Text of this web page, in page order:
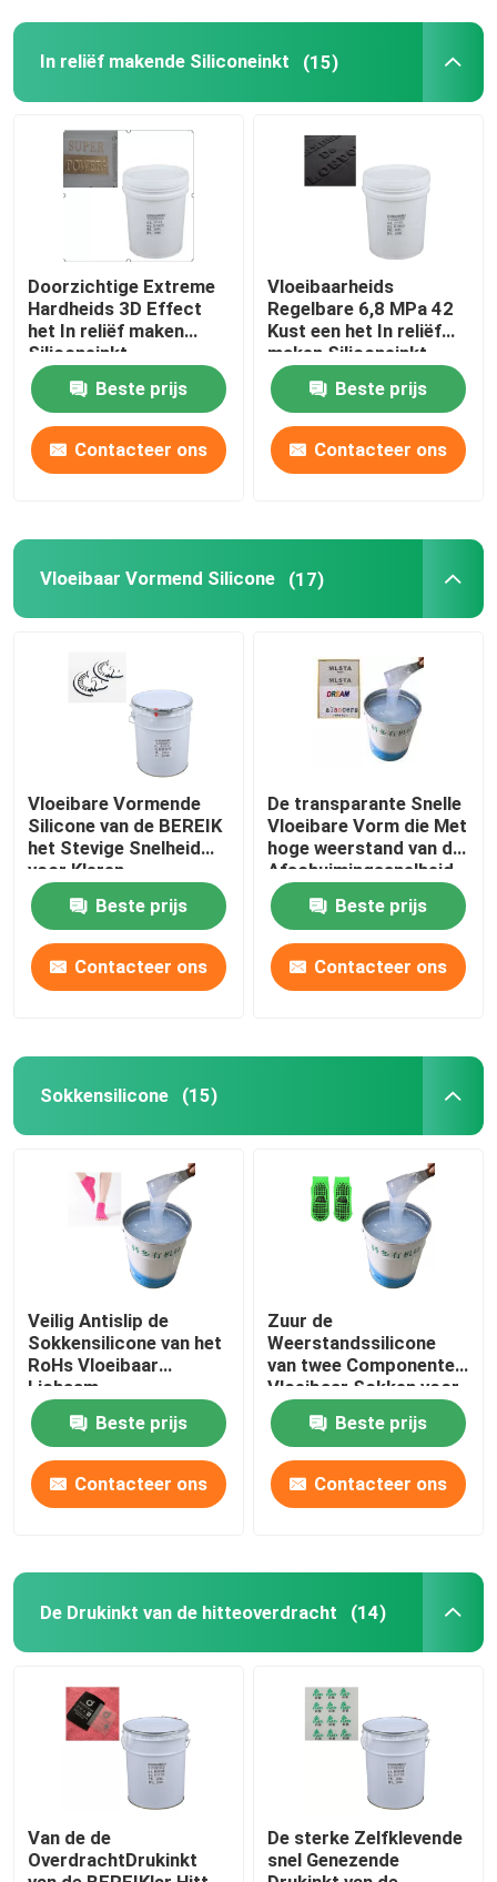
In reliëf makende Siliconeinkt (15)
Doorzichtige Extreme
Hardheids 3D Effect
het In reliëf maken
Siliconeinkt
Beste prijs
Contacteer ons
Vloeibaarheids
Regelbare 6,8 MPa 42
Kust een het In reliëf
maken Siliconeinkt
voor Stof
Beste prijs
Contacteer ons
Vloeibaar Vormend Silicone (17)
Vloeibare Vormende
Silicone van de BEREIK
het Stevige Snelheid
voor Kleren
Beste prijs
Contacteer ons
De transparante Snelle
Vloeibare Vorm die Met
hoge weerstand van de
Afschuimingssnelheid
Rubber maken
Beste prijs
Contacteer ons
Sokkensilicone (15)
Veilig Antislip de
Sokkensilicone van het
RoHs Vloeibaar
Lichaam
Beste prijs
Contacteer ons
Zuur de
Weerstandssilicone
van twee Componenten
Vloeibaar Sokken voor
Antislipdeklaag
Beste prijs
Contacteer ons
De Drukinkt van de hitteoverdracht (14)
Van de de
OverdrachtDrukinkt
De sterke Zelfklevende
snel Genezende